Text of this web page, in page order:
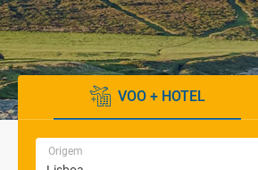
VOO + HOTEL
Origem